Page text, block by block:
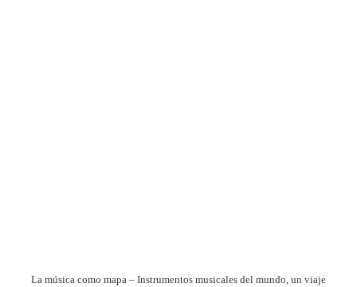
La música como mapa – Instrumentos musicales del mundo, un viaje